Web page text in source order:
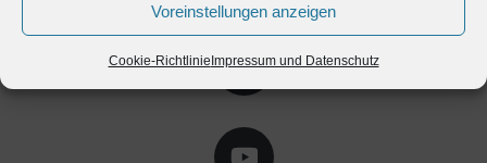
Voreinstellungen anzeigen
Cookie-Richtlinie Impressum und Datenschutz